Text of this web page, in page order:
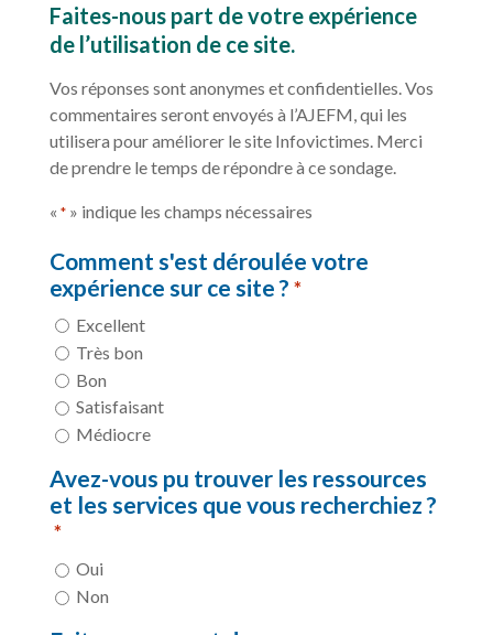
Faites-nous part de votre expérience
de l’utilisation de ce site.
Vos réponses sont anonymes et confidentielles. Vos
commentaires seront envoyés à l’AJEFM, qui les
utilisera pour améliorer le site Infovictimes. Merci
de prendre le temps de répondre à ce sondage.
« *» indique les champs nécessaires
Comment s'est déroulée votre
expérience sur ce site ? *
Excellent
Très bon
Bon
Satisfaisant
Médiocre
Avez-vous pu trouver les ressources
et les services que vous recherchiez ?
*
Oui
Non